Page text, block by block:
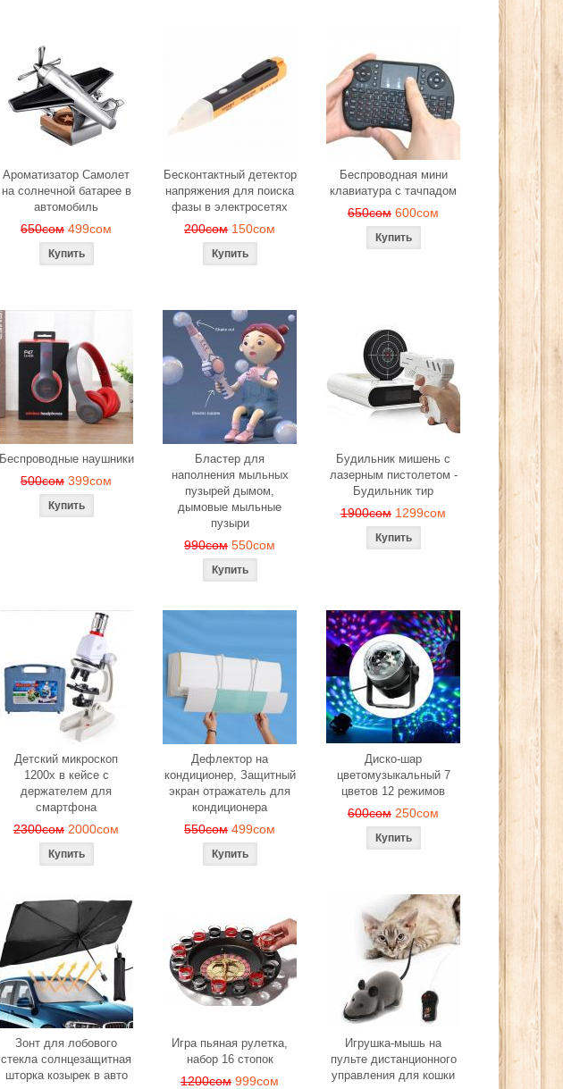
Ароматизатор Самолет
на солнечной батарее в
автомобиль
650сом 499сом
Бесконтактный детектор
напряжения для поиска
фазы в электросетях
200сом 150сом
Беспроводная мини
клавиатура с тачпадом
650сом 600сом
Беспроводные наушники
500сом 399сом
Бластер для
наполнения мыльных
пузырей дымом,
дымовые мыльные
пузыри
990сом 550сом
Будильник мишень с
лазерным пистолетом -
Будильник тир
1900сом 1299сом
Детский микроскоп
1200x в кейсе с
держателем для
смартфона
2300сом 2000сом
Дефлектор на
кондиционер, Защитный
экран отражатель для
кондиционера
550сом 499сом
Диско-шар
цветомузыкальный 7
цветов 12 режимов
600сом 250сом
Зонт для лобового
стекла солнцезащитная
шторка козырек в авто
Игра пьяная рулетка,
набор 16 стопок
1200сом 999сом
Игрушка-мышь на
пульте дистанционного
управления для кошки